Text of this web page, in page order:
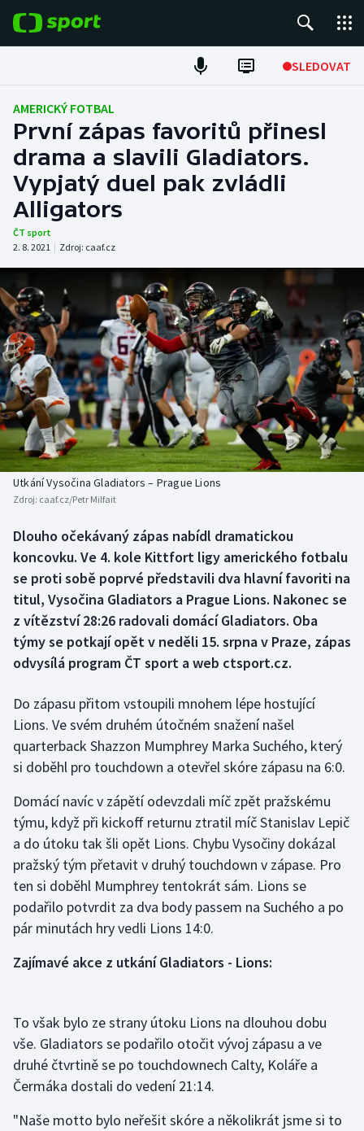
SLEDOVAT
Fotbal
Hokej
Tenis
Atletika
DALŠÍ SPORTY
Americký fotbal
Baseball a softbal
Basketbal
Biatlon
Boby a skeleton
Box
Curling
Dostihy
Florbal
Golf
Gymnastika
Házená
Jezdectví
Judo
Krasobruslení
Lezení
Moderní pětiboj
Motorsport
Olympijské hry
NEPŘEHLÉDNĚTE
Soutěže
Historické návraty
Aplikace ČT sport
AZ kvíz
AMERICKÝ FOTBAL
První zápas favoritů přinesl
drama a slavili Gladiators.
Vypjatý duel pak zvládli
Alligators
ČT sport
2. 8. 2021 | Zdroj: caaf.cz
Utkání Vysočina Gladiators – Prague Lions
Zdroj: caaf.cz/Petr Milfait
Dlouho očekávaný zápas nabídl dramatickou
koncovku. Ve 4. kole Kittfort ligy amerického fotbalu
se proti sobě poprvé představili dva hlavní favoriti na
titul, Vysočina Gladiators a Prague Lions. Nakonec se
z vítězství 28:26 radovali domácí Gladiators. Oba
týmy se potkají opět v neděli 15. srpna v Praze, zápas
odvysílá program ČT sport a web ctsport.cz.
Do zápasu přitom vstoupili mnohem lépe hostující
Lions. Ve svém druhém útočném snažení našel
quarterback Shazzon Mumphrey Marka Suchého, který
si doběhl pro touchdown a otevřel skóre zápasu na 6:0.
Domácí navíc v zápětí odevzdali míč zpět pražskému
týmu, když při kickoff returnu ztratil míč Stanislav Lepič
a do útoku tak šli opět Lions. Chybu Vysočiny dokázal
pražský tým přetavit v druhý touchdown v zápase. Pro
ten si doběhl Mumphrey tentokrát sám. Lions se
podařilo potvrdit za dva body passem na Suchého a po
pár minutách hry vedli Lions 14:0.
Zajímavé akce z utkání Gladiators - Lions:
To však bylo ze strany útoku Lions na dlouhou dobu
vše. Gladiators se podařilo otočit vývoj zápasu a ve
druhé čtvrtině se po touchdownech Calty, Koláře a
Čermáka dostali do vedení 21:14.
"Naše motto bylo neřešit skóre a několikrát jsme si to